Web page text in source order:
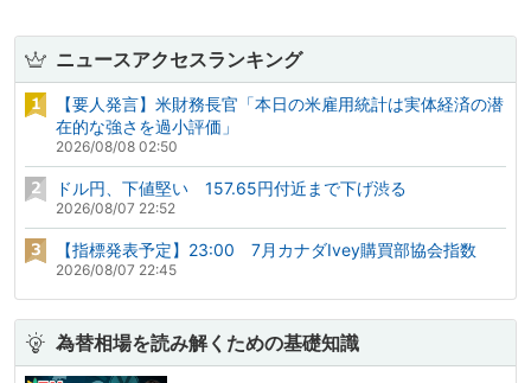
ニュースアクセスランキング
【要人発言】米財務長官「本日の米雇用統計は実体経済の潜
在的な強さを過小評価」
2026/08/08 02:50
ドル円、下値堅い 157.65円付近まで下げ渋る
2026/08/07 22:52
【指標発表予定】23:00 7月カナダIvey購買部協会指数
2026/08/07 22:45
為替相場を読み解くための基礎知識